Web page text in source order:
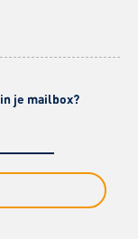
je mailbox?